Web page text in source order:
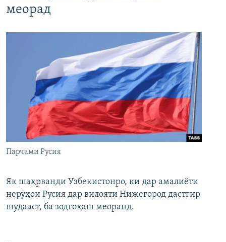
меорад
Парчами Русия
Як шаҳрванди Узбекистонро, ки дар амалиёти
нерӯҳои Русия дар вилояти Нижегород дастгир
шудааст, ба зодгоҳаш меоранд.